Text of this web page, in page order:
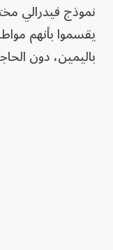
نموذج فيدرالي
يقسموا بأنهم
باليمين، دون